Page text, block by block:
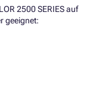
2500 SERIES auf
geeignet: